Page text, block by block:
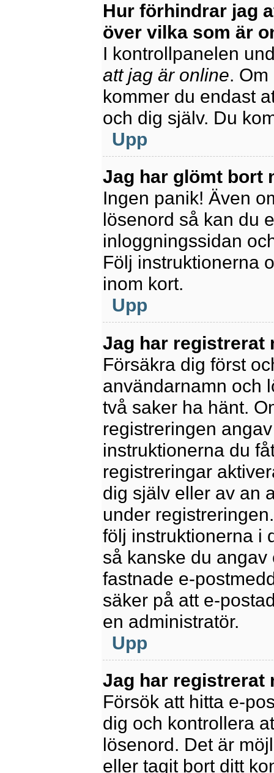
Hur förhindrar jag
över vilka som är
I kontrollpanelen
att jag är online.
kommer du endast
och dig själv. Du
Upp
Jag har glömt bort
Ingen panik! Även
lösenord så kan du
inloggningssidan
Följ instruktionerna
inom kort.
Upp
Jag har registrerat
Försäkra dig först
användarnamn och
två saker ha hänt.
registreringen
instruktionerna du
registreringar
dig själv eller av an
under
följ instruktionerna i
så kanske du
fastnade e-
säker på att e-
en administratör.
Upp
Jag har registrerat
Försök att hitta e-
dig och kontrollera
lösenord. Det är
eller tagit bort ditt